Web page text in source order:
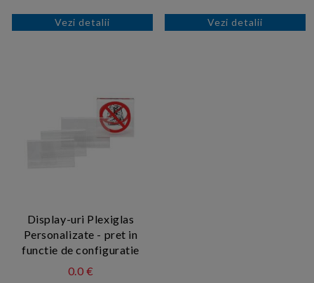
Vezi detalii Vezi detalii
Display-uri Plexiglas
Personalizate - pret in
functie de configuratie
0.0 €